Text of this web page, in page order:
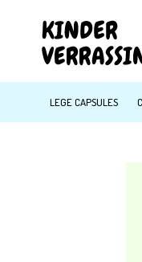
LEGE CAPSULES